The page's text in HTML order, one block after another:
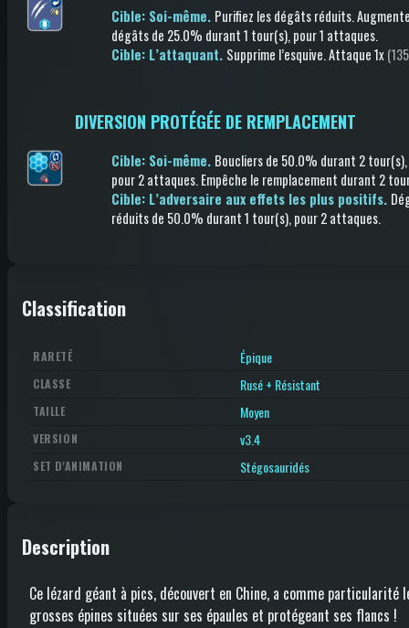
Cible: Soi-même. Purifiez les dégâts réduits.
dégâtsde 25.0% durant 1 tour(s), pour 1 attaques.
Cible: L’attaquant. Supprime l’esquive.Attaque1x
DIVERSION PROTÉGÉE DE REMPLACEMENT
Cible: Soi-même. Boucliersde 50.0% durant 2 tour(s),
pour 2 attaques.Empêche le remplacement durant 2
Cible: L’adversaire aux effets les plus positifs.
réduitsde 50.0% durant 1 tour(s), pour 2 attaques.
Classification
RARETÉ Épique
CLASSE Rusé + Résistant
TAILLE Moyen
VERSION v3.4
SET D'ANIMATION Stégosauridés
Description
Ce lézard géant à pics, découvert en Chine, a comme particularité
grosses épines situées sur ses épaules et protégeant ses flancs !